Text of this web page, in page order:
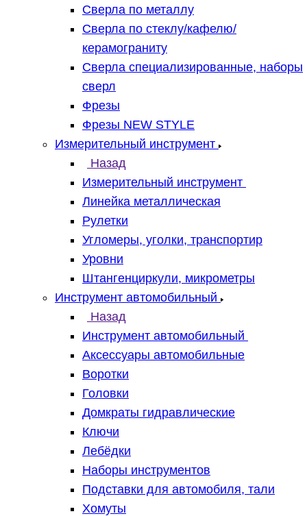
Сверла по металлу
Сверла по стеклу/кафелю/
керамограниту
Сверла специализированные, наборы
сверл
Фрезы
Фрезы NEW STYLE
Измерительный инструмент
Назад
Измерительный инструмент
Линейка металлическая
Рулетки
Угломеры, уголки, транспортир
Уровни
Штангенциркули, микрометры
Инструмент автомобильный
Назад
Инструмент автомобильный
Аксессуары автомобильные
Воротки
Головки
Домкраты гидравлические
Ключи
Лебёдки
Наборы инструментов
Подставки для автомобиля, тали
Хомуты